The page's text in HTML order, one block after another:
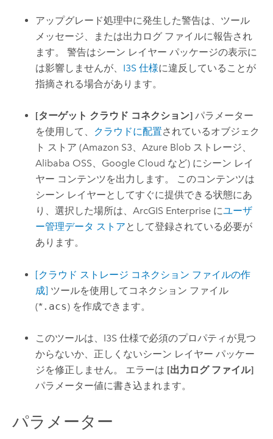
アップグレード処理中に発生した警告は、ツール
メッセージ、または出力ログ ファイルに報告され
ます。 警告はシーン レイヤー パッケージの表示に
は影響しませんが、 I3S 仕様に違反していることが
指摘される場合があります。
[ターゲット クラウド コネクション] パラメーター
を使用して、 クラウドに配置されているオブジェク
ト ストア (Amazon S3、Azure Blob ストレージ、
Alibaba OSS、 Google Cloud など) にシーン レイ
ヤー コンテンツを出力します。 このコンテンツは
シーン レイヤーとしてすぐに提供できる状態にあ
り、選択した場所は、ArcGIS Enterprise にユーザ
ー管理データ ストアとして登録されている必要が
あります。
[クラウド ストレージ コネクション ファイルの作
成] ツールを使用してコネクション ファイル
(*.acs) を作成できます。
このツールは、I3S 仕様で必須のプロパティが見つ
からないか、正しくないシーン レイヤー パッケー
ジを修正しません。 エラーは [出力ログ ファイル]
パラメーター値に書き込まれます。
パラメーター